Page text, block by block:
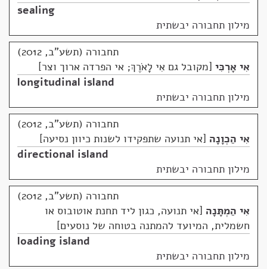
sealing
מילון תחבורה יבשתית
תחבורה (תשע"ב, 2012)
אִי אָרְכִּי מקובל גם אִי לָאֹרֶךְ; אי הפרדה ארוך וצר
longitudinal island
מילון תחבורה יבשתית
תחבורה (תשע"ב, 2012)
אִי הַכְוָנָה אי תנועה שתפקידו לשנות כיוון נסיעה
directional island
מילון תחבורה יבשתית
תחבורה (תשע"ב, 2012)
אִי הַמְתָּנָה אי תנועה, כגון ליד תחנת אוטובוס או
חשמלית, המיועד להמתנה בטוחה של נוסעים
loading island
מילון תחבורה יבשתית